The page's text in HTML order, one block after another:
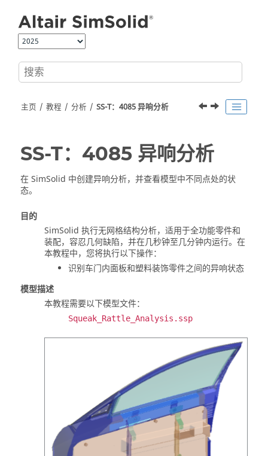
主页 教程 分析 SS-T：4085 异响分析
SS-T：4085 异响分析
在SimSolid 中创建异响分析，并查看模型中不同点处的状
态。
目的
SimSolid 执行无网格结构分析，适用于全功能零件和
装配，容忍几何缺陷，并在几秒钟至几分钟内运行。在
本教程中，您将执行以下操作：
识别车门内面板和塑料装饰零件之间的异响状态
模型描述
本教程需要以下模型文件：
Squeak_Rattle_Analysis.ssp